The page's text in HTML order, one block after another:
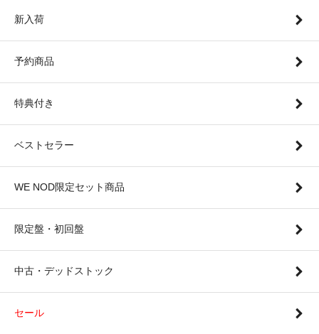
新入荷
予約商品
特典付き
ベストセラー
WE NOD限定セット商品
限定盤・初回盤
中古・デッドストック
セール